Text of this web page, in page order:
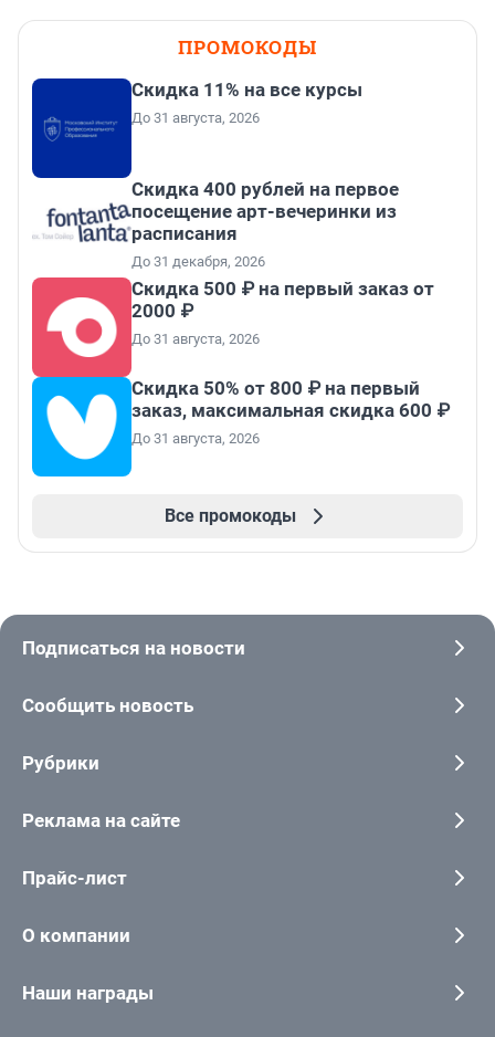
ПРОМОКОДЫ
Скидка 11% на все курсы
До 31 августа, 2026
Cкидка 400 рублей на первое
посещение арт-вечеринки из
расписания
До 31 декабря, 2026
Скидка 500 ₽ на первый заказ от
2000 ₽
До 31 августа, 2026
Скидка 50% от 800 ₽ на первый
заказ, максимальная скидка 600 ₽
До 31 августа, 2026
Все промокоды
Подписаться на новости
Сообщить новость
Рубрики
Реклама на сайте
Прайс-лист
О компании
Наши награды